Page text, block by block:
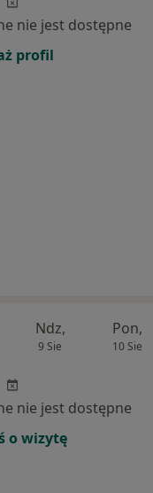
nie jest dostępne
profil
Ndz,
9 Sie
Pon,
10 Sie
nie jest dostępne
o wizytę